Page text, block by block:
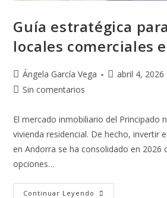
Guía estratégica
locales comerciales
Ángela García Vega abril 4, 2026
Sin comentarios
El mercado inmobiliario del Principado
vivienda residencial. De hecho, invertir
en Andorra se ha consolidado en 2026
opciones…
Continuar Leyendo